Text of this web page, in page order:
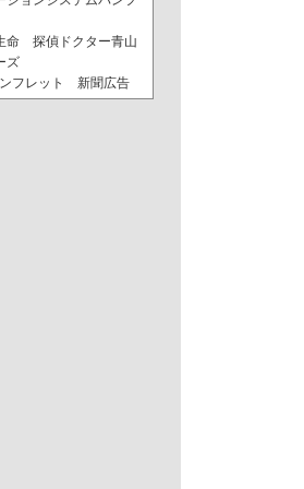
命 探偵ドクター青山
ズ
フレット 新聞広告